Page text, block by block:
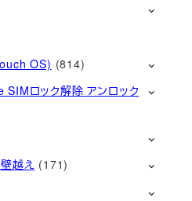
OS) (814)
ロック解除 アンロック
越え (171)